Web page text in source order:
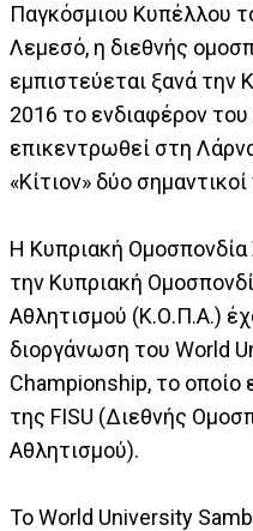
Παγκόσμιου Κυπέλλου
Λεμεσό, η διεθνής
εμπιστεύεται ξανά την
2016 το ενδιαφέρον
επικεντρωθεί στη
«Κίτιον» δύο
H Κυπριακή
την Κυπριακή
Αθλητισμού (Κ.Ο.Π.Α.)
διοργάνωση του World
Championship, το οποίο
της FISU (Διεθνής
Αθλητισμού).
To World University